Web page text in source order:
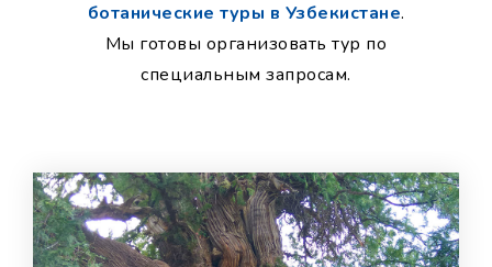
ботанические туры в Узбекистане.
Мы готовы организовать тур по
специальным запросам.